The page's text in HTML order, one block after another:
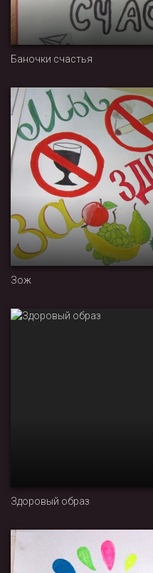
Баночки счастья
Зож
Здоровый образ